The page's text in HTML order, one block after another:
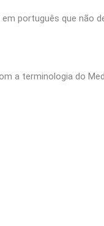
português que não
a terminologia do